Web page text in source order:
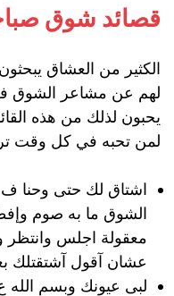
قصائد شوق
الكثير من العشاق
لهم عن مشاعر الشوق
يحبون لذلك من هذه
لمن تحبه في كل وقت
اشتاق لك حتى وحنا
الشوق ما به صوم
معقولة اجلس وانتظر
عشان آقول آشتقتلك
لبى عيونك وبسم الله